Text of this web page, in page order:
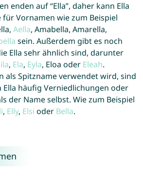
enden auf “Ella”, daher kann Ella
für Vornamen wie zum Beispiel
Aella, Amabella, Amarella,
sein. Außerdem gibt es noch
Ella sehr ähnlich sind, darunter
, Ela, Eyla, Eloa oder Eleah.
als Spitzname verwendet wird, sind
Ella häufig Verniedlichungen oder
der Name selbst. Wie zum Beispiel
, Elly, Elsi oder Bella.